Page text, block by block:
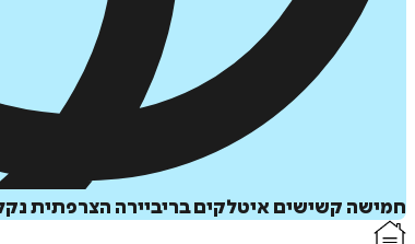
חמישה קשישים איטלקים בריביירה הצרפתית